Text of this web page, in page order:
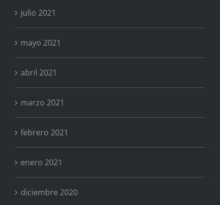
julio 2021
mayo 2021
abril 2021
marzo 2021
febrero 2021
enero 2021
diciembre 2020